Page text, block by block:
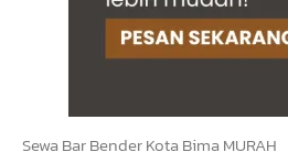
Sewa Bar Bender Kota Bima MURAH